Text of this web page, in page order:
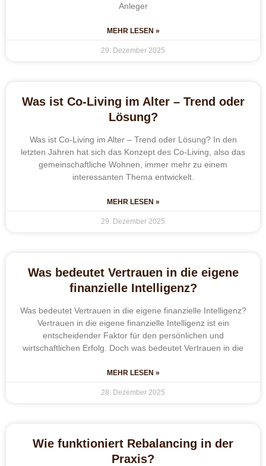
Anleger
MEHR LESEN »
29. Dezember 2025
Was ist Co-Living im Alter – Trend oder
Lösung?
Was ist Co-Living im Alter – Trend oder Lösung? In den
letzten Jahren hat sich das Konzept des Co-Living, also das
gemeinschaftliche Wohnen, immer mehr zu einem
interessanten Thema entwickelt.
MEHR LESEN »
29. Dezember 2025
Was bedeutet Vertrauen in die eigene
finanzielle Intelligenz?
Was bedeutet Vertrauen in die eigene finanzielle Intelligenz?
Vertrauen in die eigene finanzielle Intelligenz ist ein
entscheidender Faktor für den persönlichen und
wirtschaftlichen Erfolg. Doch was bedeutet Vertrauen in die
MEHR LESEN »
28. Dezember 2025
Wie funktioniert Rebalancing in der
Praxis?